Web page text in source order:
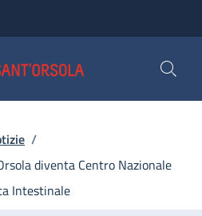
/
diventa Centro Nazionale
Intestinale